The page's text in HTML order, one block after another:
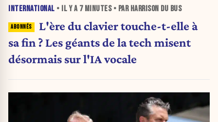
INTERNATIONAL • IL Y A 7 MINUTES• PAR HARRISON DU BUS
L'ère du clavier touche-t-elle à
sa fin ? Les géants de la tech misent
désormais sur l'IA vocale